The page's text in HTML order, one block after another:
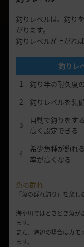
釣りレベルは、釣り
がります。
釣りレベルが上がれ
釣りレ
1
釣り竿の耐久度
2
釣りレベルを装
3
自動で釣りをす
高く設定できる
4
希少魚種が釣れ
率が高くなる
魚の群れ
「魚の群れ釣り」を楽
海や川ではときどき魚が
ます。
また、海辺の場合はカモ
ます。